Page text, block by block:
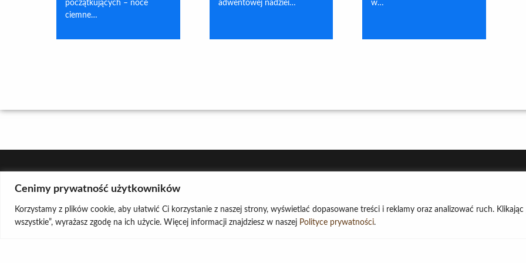
Cenimy prywatność użytkowników
Korzystamy z plików cookie, aby ułatwić Ci korzystanie z naszej strony, wyświetlać dopasowane treści i reklamy oraz analizować ruch. Klikając
wszystkie”, wyrażasz zgodę na ich użycie. Więcej informacji znajdziesz w naszej Polityce prywatności.
początkujących – noce
ciemne…
adwentowej nadziei…
w…